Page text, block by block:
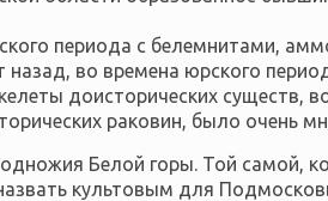
периода с белемнитами,
во времена юрского
доисторических существ,
раковин, было очень
Белой горы. Той самой,
культовым для